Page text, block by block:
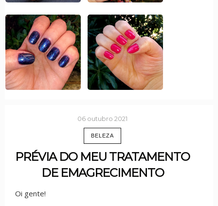
06 outubro 2021
BELEZA
PRÉVIA DO MEU TRATAMENTO
DE EMAGRECIMENTO
Oi gente!